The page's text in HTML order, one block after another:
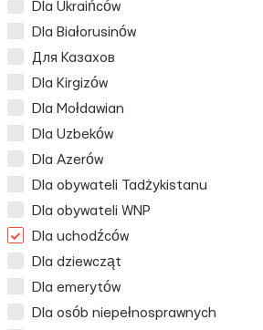
Dla Ukraińców
Dla Białorusinów
Для Казахов
Dla Kirgizów
Dla Mołdawian
Dla Uzbeków
Dla Azerów
Dla obywateli Tadżykistanu
Dla obywateli WNP
Dla uchodźców
Dla dziewcząt
Dla emerytów
Dla osób niepełnosprawnych